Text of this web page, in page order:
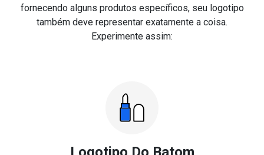
fornecendo alguns produtos específicos, seu logotipo
também deve representar exatamente a coisa.
Experimente assim: